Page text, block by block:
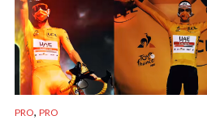
PRO, PRO